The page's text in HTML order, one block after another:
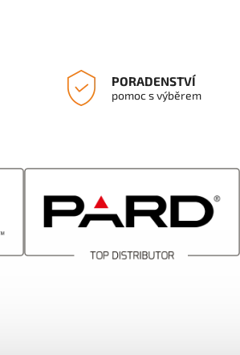
PORADENSTVÍ
pomoc s výběrem